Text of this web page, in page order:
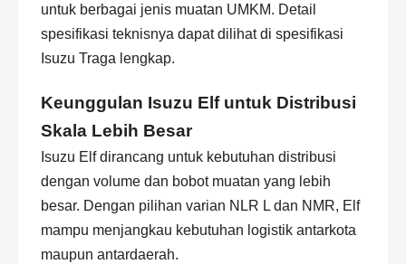
untuk berbagai jenis muatan UMKM. Detail
spesifikasi teknisnya dapat dilihat di spesifikasi
Isuzu Traga lengkap.
Keunggulan Isuzu Elf untuk Distribusi
Skala Lebih Besar
Isuzu Elf dirancang untuk kebutuhan distribusi
dengan volume dan bobot muatan yang lebih
besar. Dengan pilihan varian NLR L dan NMR, Elf
mampu menjangkau kebutuhan logistik antarkota
maupun antardaerah.